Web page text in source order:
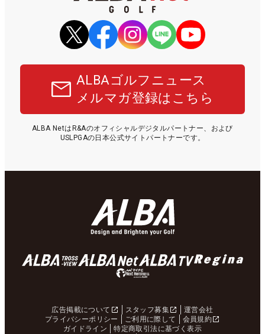
ALBAゴルフニュース
メルマガ登録はこちら
ALBA NetはR&Aのオフィシャルデジタルパートナー、および
USLPGAの日本公式サイトパートナーです。
広告掲載について スタッフ募集
運営会社
プライバシーポリシー
ご利用に際して
会員規約
ガイドライン
特定商取引法に基づく表示